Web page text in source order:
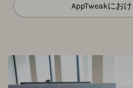
AppTweakにおけ